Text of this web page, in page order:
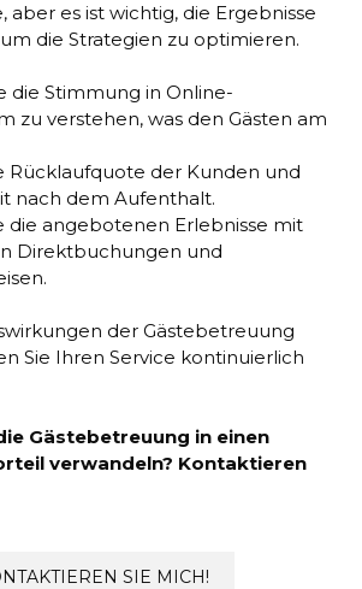
aber es ist wichtig, die Ergebnisse
die Strategien zu optimieren.
die Stimmung in Online-
zu verstehen, was den Gästen am
Rücklaufquote der Kunden und
nach dem Aufenthalt.
die angebotenen Erlebnisse mit
Direktbuchungen und
der Gästebetreuung
Sie Ihren Service kontinuierlich
Gästebetreuung in einen
verwandeln? Kontaktieren
SIE MICH!